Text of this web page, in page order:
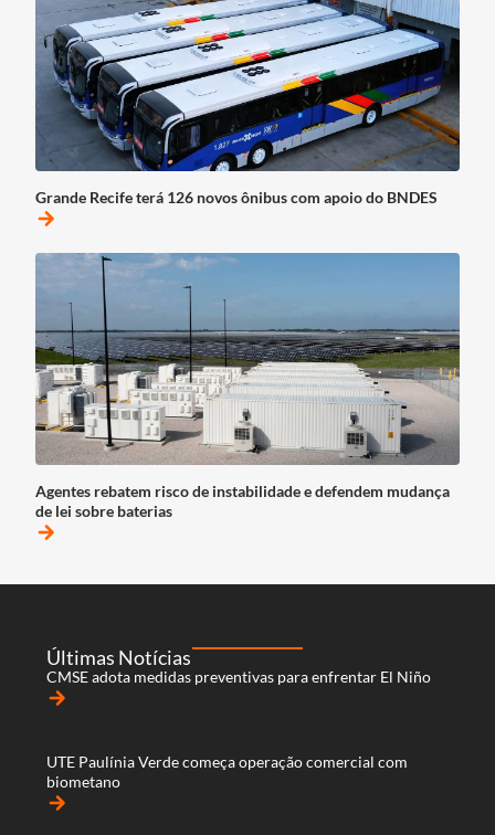
Grande Recife terá 126 novos ônibus com apoio do BNDES
arrow_forward
Agentes rebatem risco de instabilidade e defendem mudança
de lei sobre baterias
arrow_forward
Últimas Notícias
CMSE adota medidas preventivas para enfrentar El Niño
arrow_forward
UTE Paulínia Verde começa operação comercial com
biometano
arrow_forward